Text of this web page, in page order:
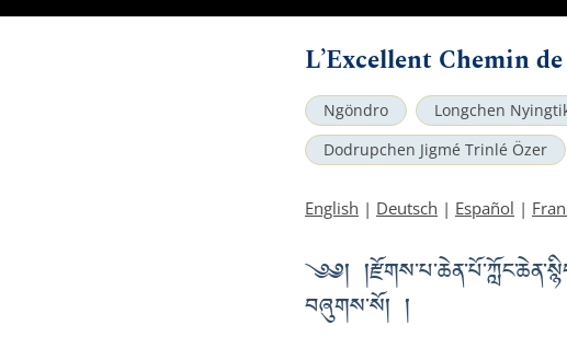
L’Excellent Chemin
Ngöndro Longchen
Dodrupchen Jigmé Trinlé Özer
English | Deutsch | Español |
༄༅།
བཞུགས་སོ། །